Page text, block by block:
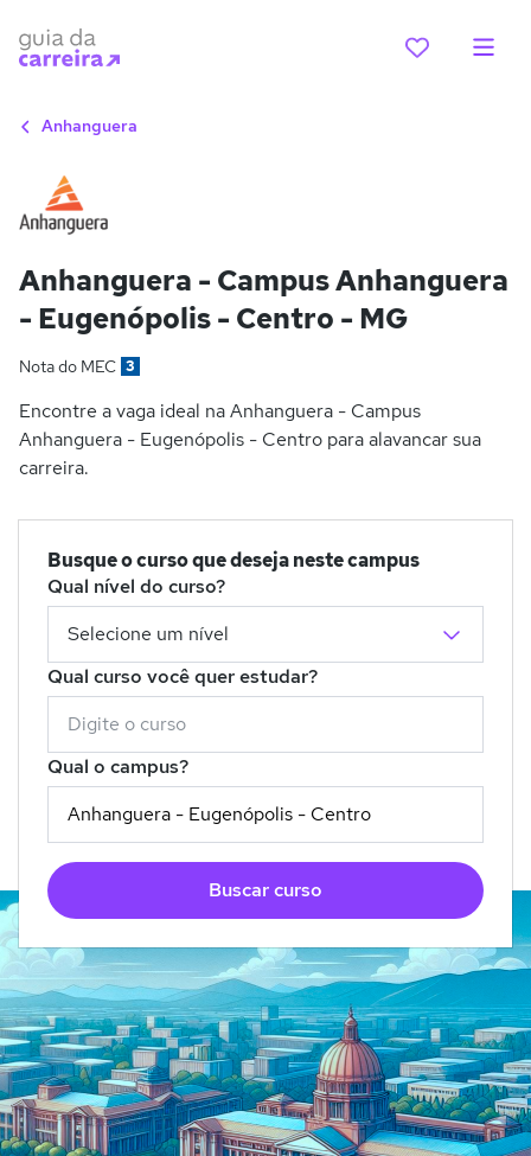
Anhanguera
Anhanguera - Campus Anhanguera
- Eugenópolis - Centro - MG
Nota do MEC 3
Encontre a vaga ideal na Anhanguera - Campus
Anhanguera - Eugenópolis - Centro para alavancar sua
carreira.
Busque o curso que deseja neste campus
Qual nível do curso?
Qual curso você quer estudar?
Qual o campus?
Buscar curso